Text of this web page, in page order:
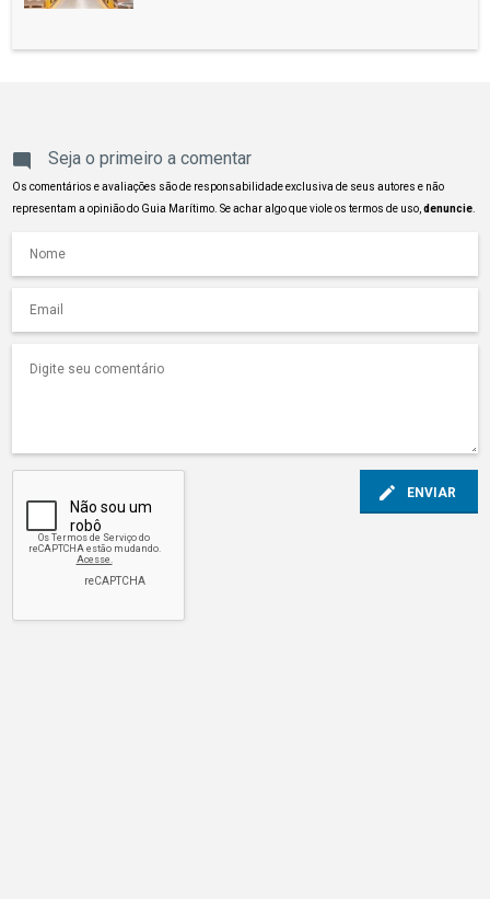
Seja o primeiro a comentar
Os comentários e avaliações são de responsabilidade exclusiva de seus autores e não
representam a opinião do Guia Marítimo. Se achar algo que viole os termos de uso, denuncie
ENVIAR